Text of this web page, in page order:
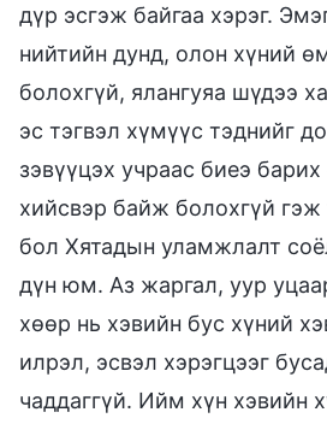
дүр эсгэж байгаа хэрэг.
нийтийн дунд, олон хүний
болохгүй, ялангуяа шүдээ
эс тэгвэл хүмүүс тэднийг
зэвүүцэх учраас биеэ барих
хийсвэр байж болохгүй гэж
бол Хятадын уламжлалт
дүн юм. Аз жаргал, уур
хөөр нь хэвийн бус хүний
илрэл, эсвэл хэрэгцээг
чаддаггүй. Ийм хүн хэвийн